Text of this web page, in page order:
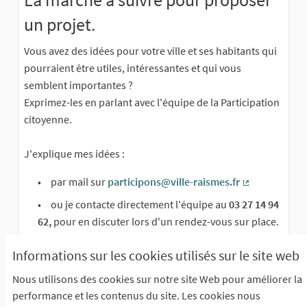
Informations sur les cookies utilisés sur le site web
Nous utilisons des cookies sur notre site Web pour améliorer la
performance et les contenus du site. Les cookies nous
un projet.
Vous avez des idées pour votre ville et ses habitants qui
pourraient être utiles, intéressantes et qui vous
semblent importantes ?
Exprimez-les en parlant avec l'équipe de la Participation
citoyenne.
J'explique mes idées :
par mail sur participons@ville-raismes.fr
ou je contacte directement l'équipe au03 27 14 94
62, pour en discuter lors d'un rendez-vous sur place.
proximité, d'une maison de quartier, d'un service
municipal qui vous orientera vers nos équipes.